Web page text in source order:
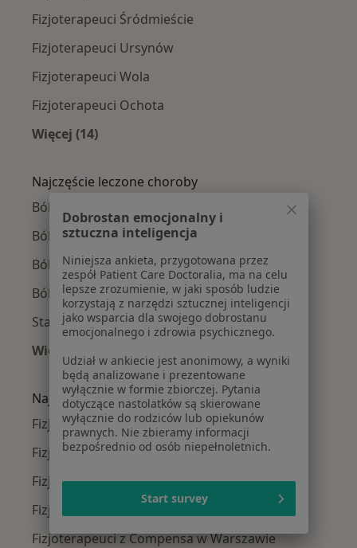
Fizjoterapeuci Śródmieście
Fizjoterapeuci Ursynów
Fizjoterapeuci Wola
Fizjoterapeuci Ochota
Więcej (14)
Najczęście leczone choroby
Bóle kręgosłupa w Warszawie
Ból kolana w Warszawie
Ból barku w Warszawie
Ból biodra w Warszawie
Stany pooperacyjne w Warszawie
Więcej (15)
Więcej w kategorii: Najczęście leczone
Najpopularniejsze ubezpieczenia
Fizjoterapeuci z Medicover w Warszawie
Fizjoterapeuci z Allianz w Warszawie
Fizjoterapeuci z INTER Polska w Warszawie
Fizjoterapeuci z Signal Iduna w Warszawie
Fizjoterapeuci z Compensa w Warszawie
Dobrostan emocjonalny i
sztuczna inteligencja
Niniejsza ankieta, przygotowana przez
zespół Patient Care Doctoralia, ma na celu
lepsze zrozumienie, w jaki sposób ludzie
korzystają z narzędzi sztucznej inteligencji
jako wsparcia dla swojego dobrostanu
emocjonalnego i zdrowia psychicznego.
Udział w ankiecie jest anonimowy, a wyniki
będą analizowane i prezentowane
wyłącznie w formie zbiorczej. Pytania
dotyczące nastolatków są skierowane
wyłącznie do rodziców lub opiekunów
prawnych. Nie zbieramy informacji
bezpośrednio od osób niepełnoletnich.
Start survey